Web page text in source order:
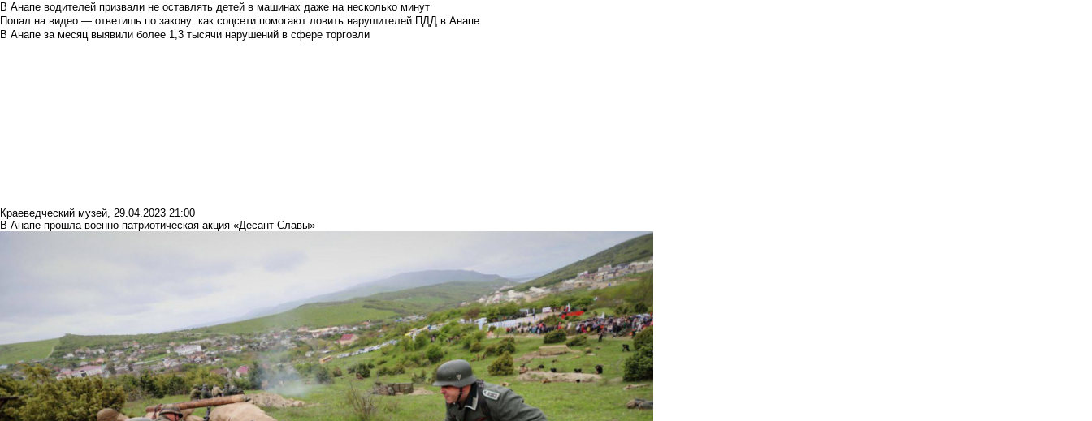
В Анапе водителей призвали не оставлять детей в машинах даже на несколько минут
Попал на видео — ответишь по закону: как соцсети помогают ловить нарушителей ПДД в Анапе
В Анапе за месяц выявили более 1,3 тысячи нарушений в сфере торговли
Краеведческий музей, 29.04.2023 21:00
В Анапе прошла военно-патриотическая акция «Десант Славы»